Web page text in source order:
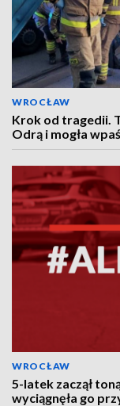
WROCŁAW
Krok od tragedii.
Odrą i mogła
WROCŁAW
5-latek zaczął
wyciągnęła go